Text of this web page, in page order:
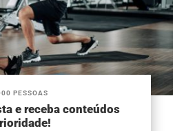
PESSOAS
e receba conteúdos